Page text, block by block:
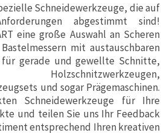
Schneidewerkzeuge, die auf
abgestimmt sind!
eine große Auswahl an Scheren
mit austauschbaren
für gerade und gewellte Schnitte,
Holzschnitzwerkzeugen,
und sogar Prägemaschinen.
Schneidewerkzeuge für Ihre
und teilen Sie uns Ihr Feedback
entsprechend Ihren kreativen